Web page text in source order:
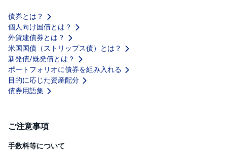
債券とは？
個人向け国債とは？
外貨建債券とは？
米国国債（ストリップス債）とは？
新発債/既発債とは？
ポートフォリオに債券を組み入れる
目的に応じた資産配分
債券用語集
ご注意事項
手数料等について